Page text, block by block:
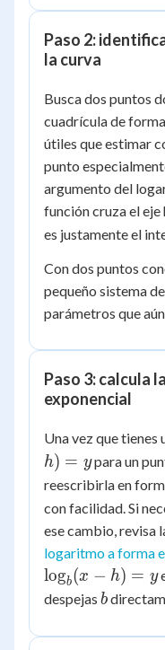
-
Paso 2:
la curva
Busca dos puntos
cuadrícula de
útiles que estimar
punto
argumento del
función cruza el
es justamente el
Con dos puntos
pequeño sistema
parámetros que
Paso 3: calcula
exponencial
Una vez que tienes
h) = ypara un
reescribirla en
con facilidad. Si
ese cambio, revisa
logaritmo a forma
logb(x − h) = y
despejas b
b